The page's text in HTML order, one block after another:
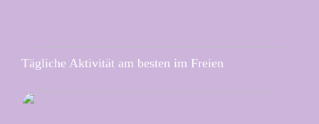
Tägliche Aktivität am besten im Freien